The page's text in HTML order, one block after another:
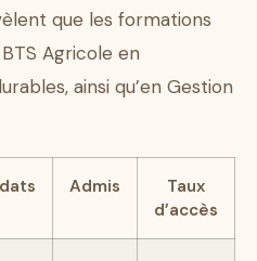
que les formations
Agricole en
ainsi qu’en Gestion
Admis
Taux
d’accès